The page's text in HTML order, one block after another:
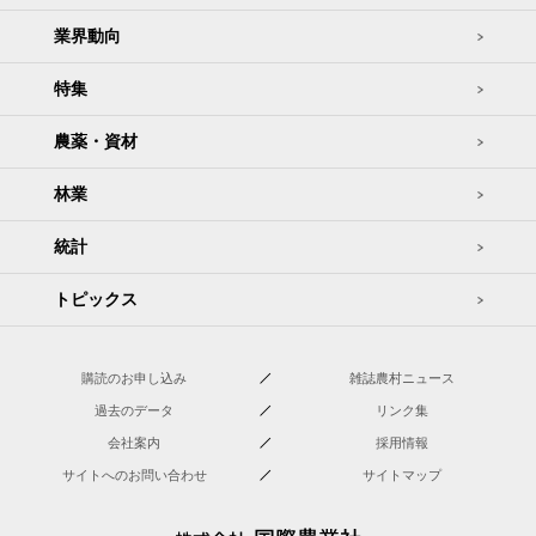
業界動向
特集
農薬・資材
林業
統計
トピックス
購読のお申し込み 雑誌農村ニュース
過去のデータ リンク集
会社案内 採用情報
サイトへのお問い合わせ サイトマップ